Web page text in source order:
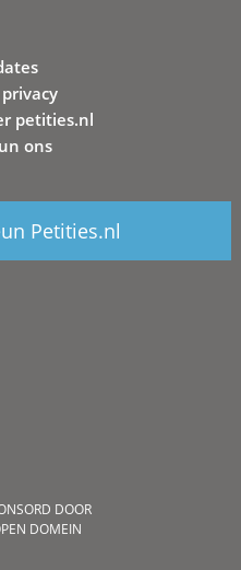
petities.nl
ons
Petities.nl
DOOR
DOMEIN